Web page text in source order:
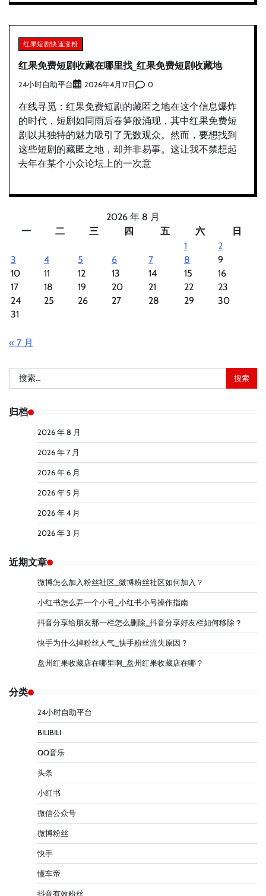
红果短剧快速涨粉
红果免费短剧收藏在哪里找_红果免费短剧收藏地
24小时自助平台 2026年4月17日 0
在线寻觅：红果免费短剧的藏匿之地在这个信息爆炸
的时代，短剧如同雨后春笋般涌现，其中红果免费短
剧以其独特的魅力吸引了无数观众。然而，要想找到
这些短剧的藏匿之地，却并非易事。这让我不禁想起
去年在某个小众论坛上的一次意
2026 年 8 月
一
二 三 四 五 六
日
1
2
3
4 5 6 7 8
9
10
11 12 13 14 15
16
17
18 19 20 21 22
23
24
25 26 27 28 29
30
31
« 7 月
索：
归档
2026 年 8 月
2026 年 7 月
2026 年 6 月
2026 年 5 月
2026 年 4 月
2026 年 3 月
近期文章
微博怎么加入粉丝社区_微博粉丝社区如何加入？
小红书怎么弄一个小号_小红书小号操作指南
抖音分享给朋友那一栏怎么删除_抖音分享好友栏如何移除？
快手为什么掉粉丝人气_快手粉丝流失原因？
盘州红果收藏店在哪里啊_盘州红果收藏店在哪？
分类
24小时自助平台
BILIBILI
QQ音乐
头条
小红书
微信公众号
微博粉丝
快手
懂车帝
抖音有效粉丝